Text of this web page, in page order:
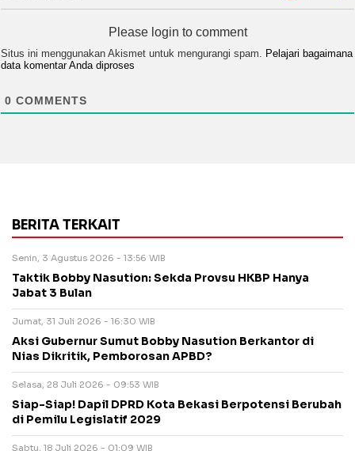
Please login to comment
Situs ini menggunakan Akismet untuk mengurangi spam. Pelajari bagaimana
data komentar Anda diproses
0 COMMENTS
BERITA TERKAIT
Senin, 3 Agustus 2026 - 13:56 WIB
Taktik Bobby Nasution: Sekda Provsu HKBP Hanya
Jabat 3 Bulan
Jumat, 31 Juli 2026 - 16:30 WIB
Aksi Gubernur Sumut Bobby Nasution Berkantor di
Nias Dikritik, Pemborosan APBD?
Selasa, 28 Juli 2026 - 09:53 WIB
Siap-Siap! Dapil DPRD Kota Bekasi Berpotensi Berubah
di Pemilu Legislatif 2029
Sabtu, 18 Juli 2026 - 01:09 WIB